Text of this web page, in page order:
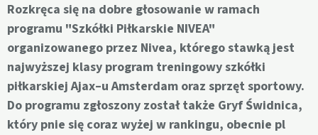
Rozkręca się na dobre głosowanie w ramach
programu "Szkółki Piłkarskie NIVEA"
organizowanego przez Nivea, którego stawką jest
najwyższej klasy program treningowy szkółki
piłkarskiej Ajax–u Amsterdam oraz sprzęt sportowy.
Do programu zgłoszony został także Gryf Świdnica,
który pnie się coraz wyżej w rankingu, obecnie pl